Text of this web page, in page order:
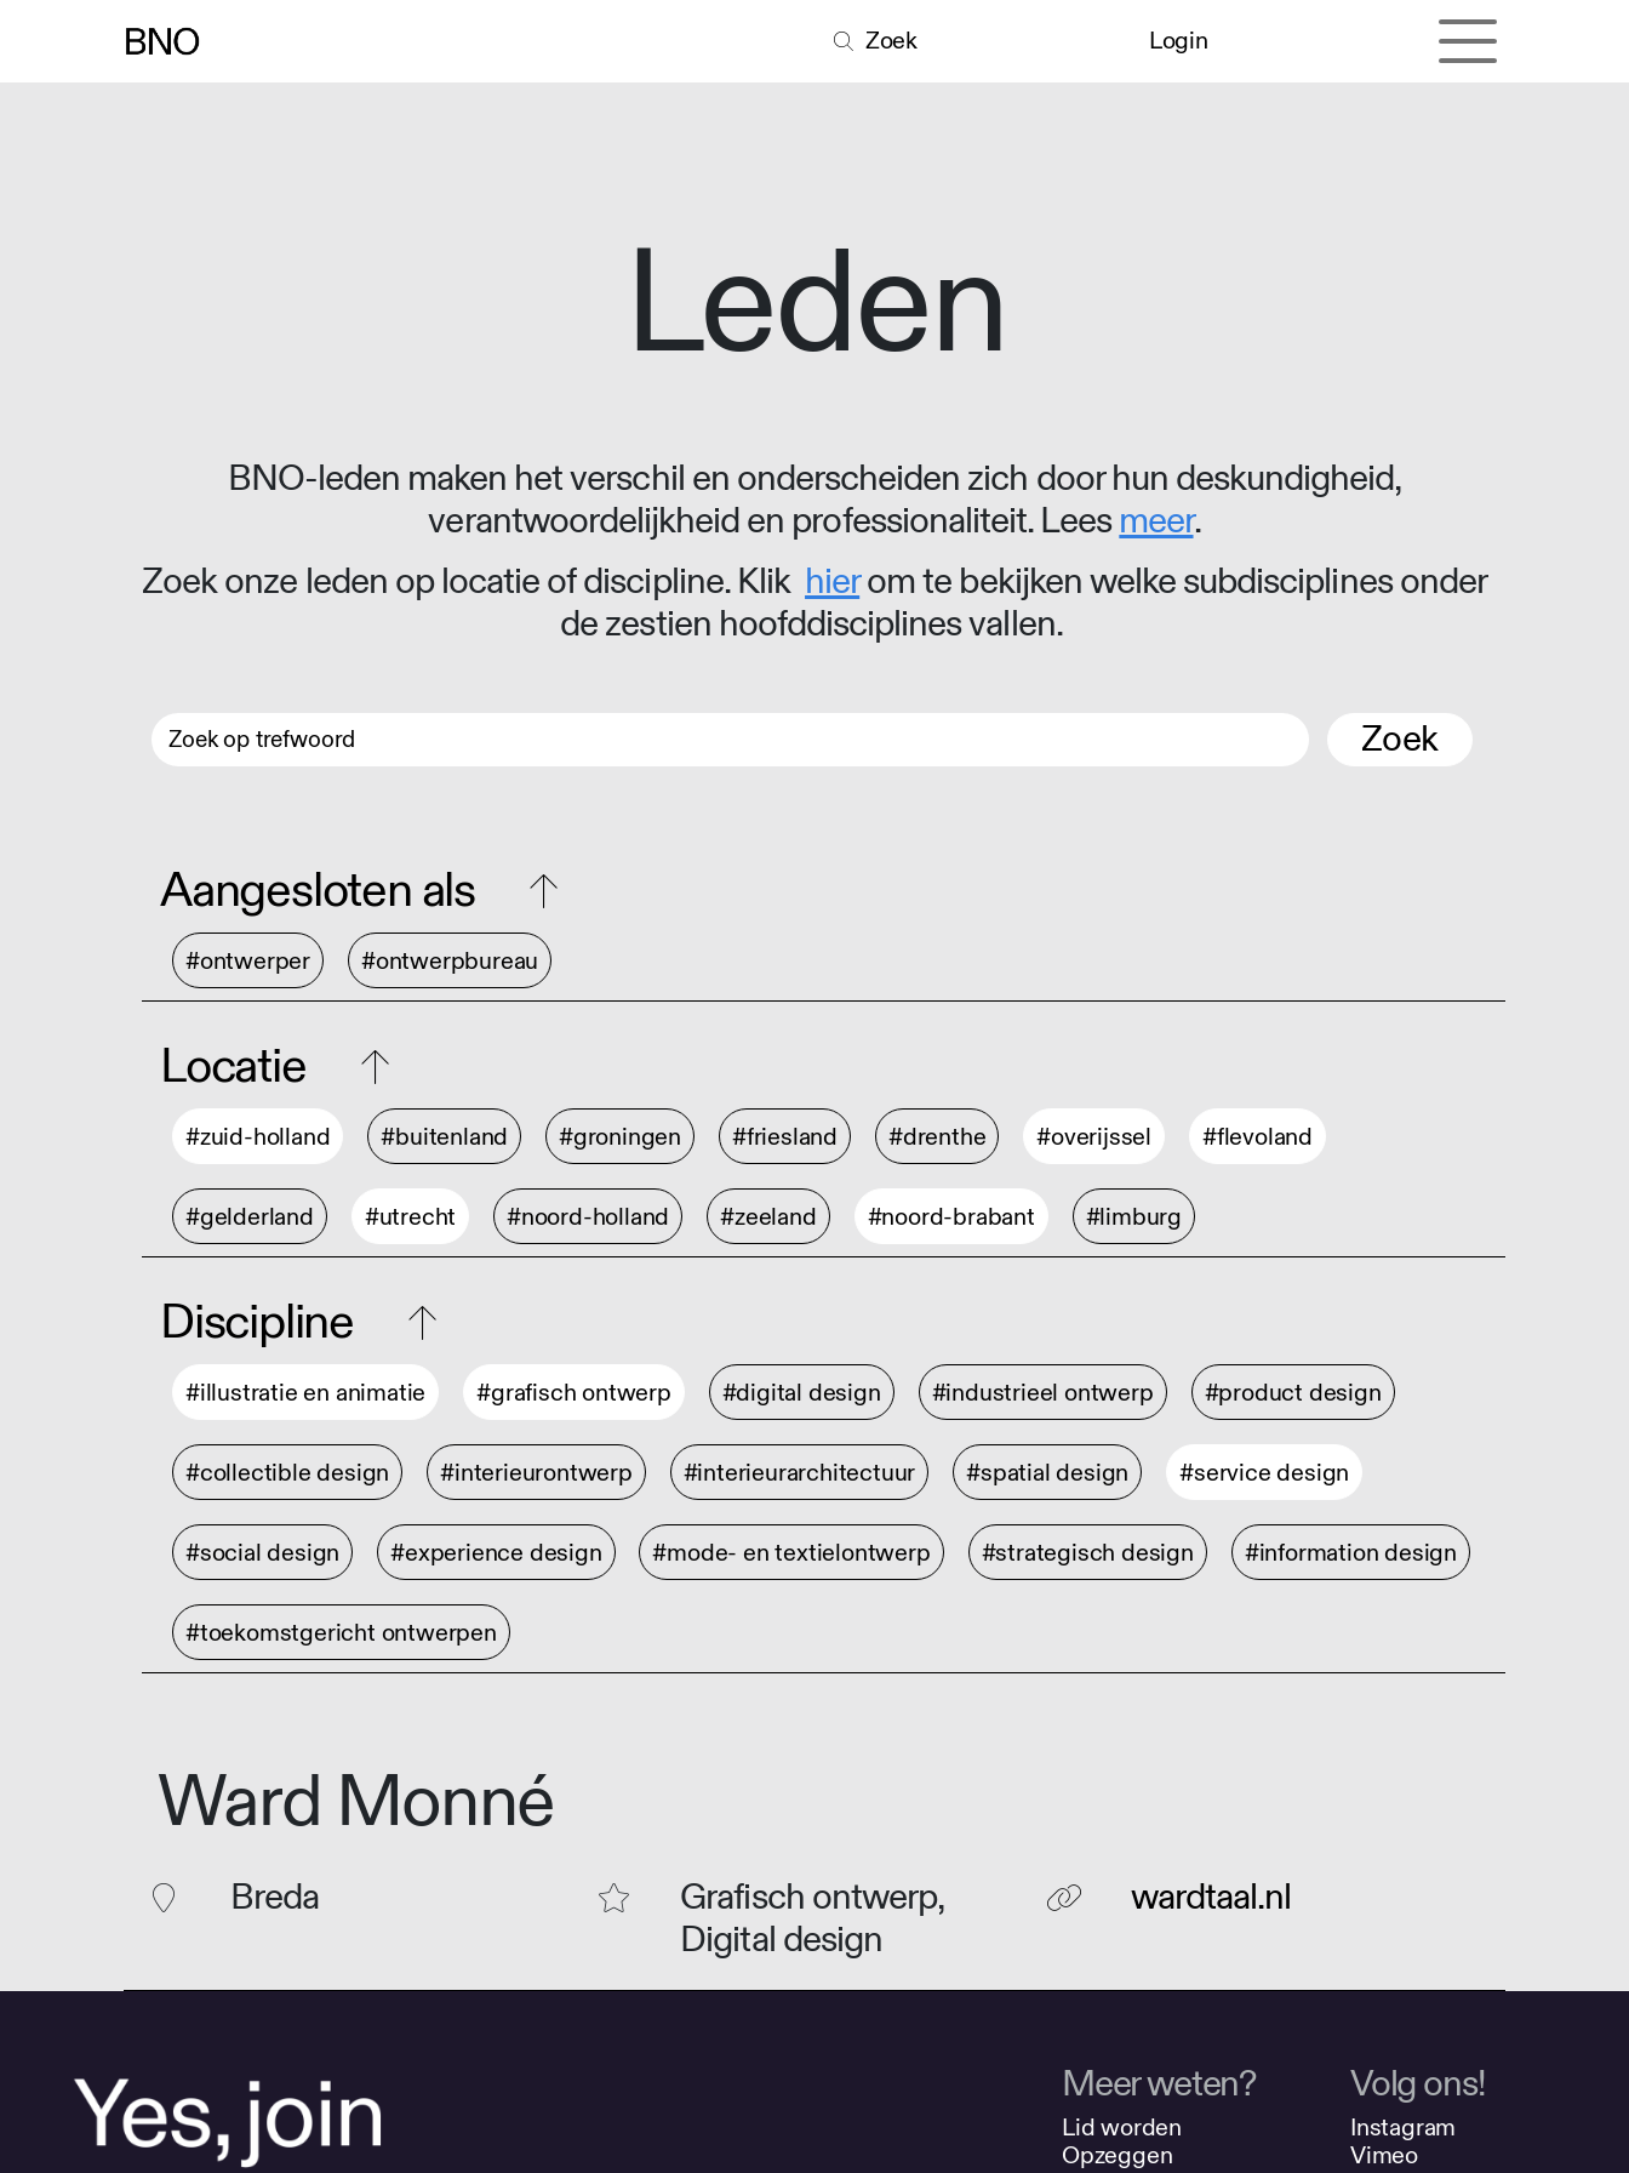
Zoek Login
Leden
BNO-leden maken het verschil en onderscheiden zich door hun deskundigheid,
verantwoordelijkheid en professionaliteit. Leesmeer.
Zoek onze leden op locatie of discipline. Klik hierom te bekijken welke subdisciplines onder
de zestien hoofddisciplines vallen.
Zoek
Aangesloten als
#ontwerper #ontwerpbureau
Locatie
#zuid-holland #buitenland #groningen #friesland #drenthe #overijssel #flevoland
#gelderland #utrecht #noord-holland #zeeland #noord-brabant #limburg
Discipline
#illustratie en animatie #grafisch ontwerp #digital design #industrieel ontwerp #product design
#collectible design #interieurontwerp #interieurarchitectuur #spatial design #service design
#social design #experience design #mode- en textielontwerp #strategisch design #information design
#toekomstgericht ontwerpen
Ward Monné
Breda
Grafisch ontwerp,
Digital design
wardtaal.nl
Meer weten?
Lid worden
Opzeggen
Volg ons!
Instagram
Vimeo